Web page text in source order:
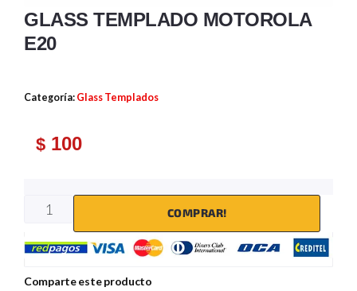
GLASS TEMPLADO MOTOROLA
E20
Categoría: Glass Templados
$ 100
COMPRAR!
Comparte este producto